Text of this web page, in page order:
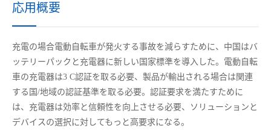
応用概要
充電の場合電動自転車が発火する事故を減らすために、 中 国はバ
ッテリーパックと充電器に新しい国 家標準を導入した。電動自転
車の充電器は3 C認証を取る必要、製品が輸出される場合は関連
する国/地域の認証基準を取る必要。 認証要求を満たすために
は、充電器は効率と信頼性を向上させる必要、ソリューションと
デバイスの選択に対 してもっと高要求になる。